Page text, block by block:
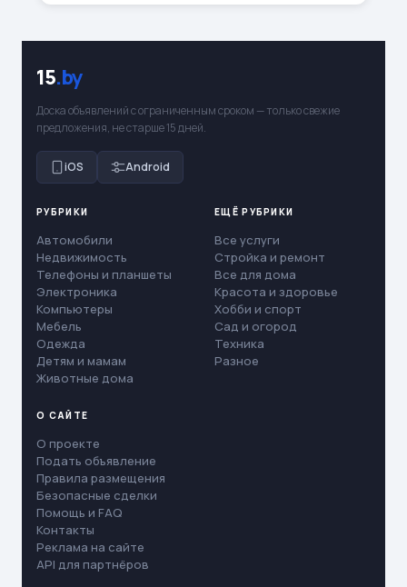
15.by
Доска объявлений с ограниченным сроком — только свежие
предложения, не старше 15 дней.
iOS Android
РУБРИКИ
Автомобили
Недвижимость
Телефоны и планшеты
Электроника
Компьютеры
Мебель
Одежда
Детям и мамам
Животные дома
ЕЩЁ РУБРИКИ
Все услуги
Стройка и ремонт
Все для дома
Красота и здоровье
Хобби и спорт
Сад и огород
Техника
Разное
О САЙТЕ
О проекте
Подать объявление
Правила размещения
Безопасные сделки
Помощь и FAQ
Контакты
Реклама на сайте
API для партнёров